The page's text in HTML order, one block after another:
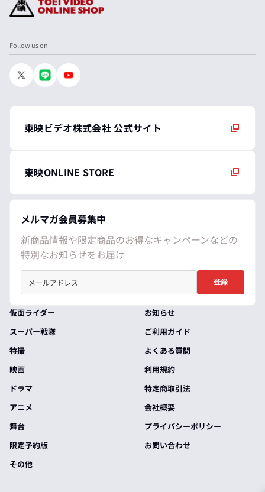
Follow us on
東映ビデオ株式会社 公式サイト
東映ONLINE STORE
メルマガ会員募集中
新商品情報や限定商品のお得なキャンペーンなどの
特別なお知らせをお届け
登録
仮面ライダー
スーパー戦隊
特撮
映画
ドラマ
アニメ
舞台
限定予約版
その他
お知らせ
ご利用ガイド
よくある質問
利用規約
特定商取引法
会社概要
プライバシーポリシー
お問い合わせ